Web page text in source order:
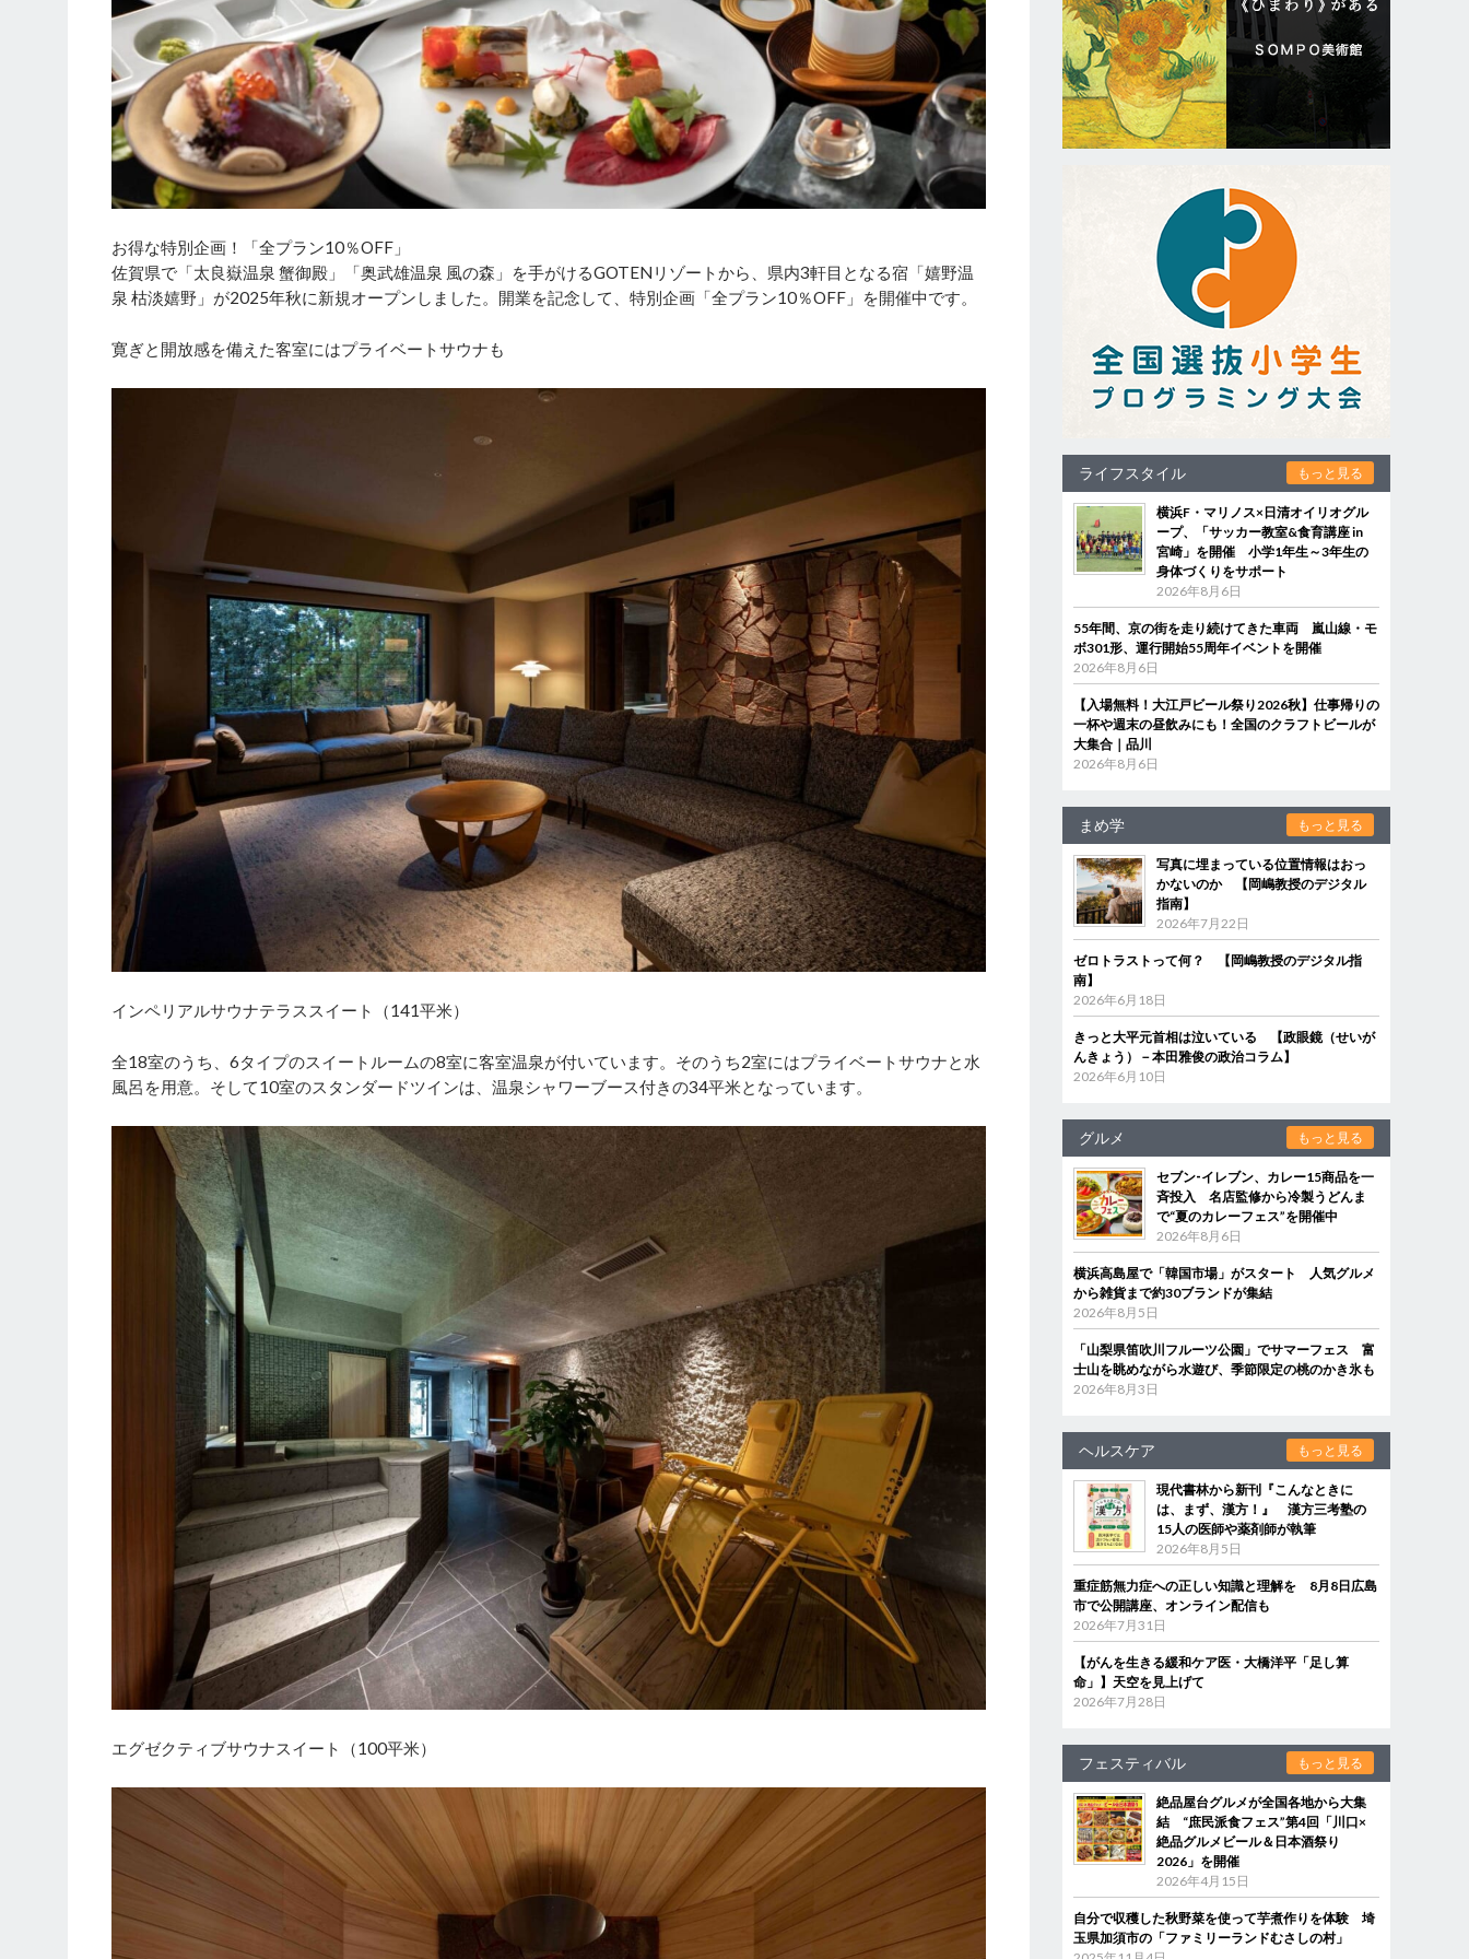
お得な特別企画！「全プラン10％OFF」
佐賀県で「太良嶽温泉 蟹御殿」「奥武雄温泉 風の森」を手がけるGOTENリゾートから、県内3軒目となる宿「嬉野温
泉 枯淡嬉野」が2025年秋に新規オープンしました。開業を記念して、特別企画「全プラン10％OFF」を開催中です。
寛ぎと開放感を備えた客室にはプライベートサウナも
インペリアルサウナテラススイート（141平米）
全18室のうち、6タイプのスイートルームの8室に客室温泉が付いています。そのうち2室にはプライベートサウナと水
風呂を用意。そして10室のスタンダードツインは、温泉シャワーブース付きの34平米となっています。
エグゼクティブサウナスイート（100平米）
ライフスタイル もっと見る
横浜F・マリノス×日清オイリオグル
ープ、「サッカー教室&食育講座 in
宮崎」を開催 小学1年生～3年生の
身体づくりをサポート
2026年8月6日
55年間、京の街を走り続けてきた車両 嵐山線・モ
ボ301形、運行開始55周年イベントを開催
2026年8月6日
【入場無料！大江戸ビール祭り2026秋】仕事帰りの
一杯や週末の昼飲みにも！全国のクラフトビールが
大集合｜品川
2026年8月6日
まめ学 もっと見る
写真に埋まっている位置情報はおっ
かないのか 【岡嶋教授のデジタル
指南】
2026年7月22日
ゼロトラストって何？ 【岡嶋教授のデジタル指
南】
2026年6月18日
きっと大平元首相は泣いている 【政眼鏡（せいが
んきょう）－本田雅俊の政治コラム】
2026年6月10日
グルメ もっと見る
セブン‐イレブン、カレー15商品を一
斉投入 名店監修から冷製うどんま
で“夏のカレーフェス”を開催中
2026年8月6日
横浜高島屋で「韓国市場」がスタート 人気グルメ
から雑貨まで約30ブランドが集結
2026年8月5日
「山梨県笛吹川フルーツ公園」でサマーフェス 富
士山を眺めながら水遊び、季節限定の桃のかき氷も
2026年8月3日
ヘルスケア もっと見る
現代書林から新刊『こんなときに
は、まず、漢方！』 漢方三考塾の
15人の医師や薬剤師が執筆
2026年8月5日
重症筋無力症への正しい知識と理解を 8月8日広島
市で公開講座、オンライン配信も
2026年7月31日
【がんを生きる緩和ケア医・大橋洋平「足し算
命」】天空を見上げて
2026年7月28日
フェスティバル もっと見る
絶品屋台グルメが全国各地から大集
結 “庶民派食フェス”第4回「川口×
絶品グルメビール＆日本酒祭り
2026」を開催
2026年4月15日
自分で収穫した秋野菜を使って芋煮作りを体験 埼
玉県加須市の「ファミリーランドむさしの村」